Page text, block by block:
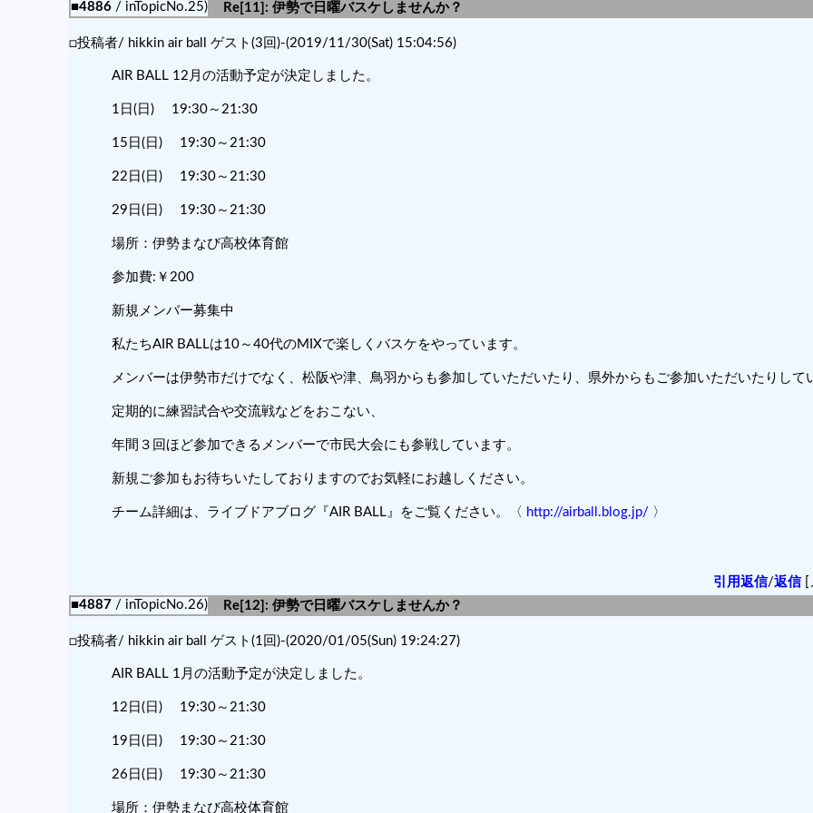
■4886/ inTopicNo.25)
Re[11]: 伊勢で日曜バスケしませんか？
□投稿者/ hikkin air ball ゲスト(3回)-(2019/11/30(Sat) 15:04:56)
AIR BALL 12月の活動予定が決定しました。
1日(日) 19:30～21:30
15日(日) 19:30～21:30
22日(日) 19:30～21:30
29日(日) 19:30～21:30
場所：伊勢まなび高校体育館
参加費:￥200
新規メンバー募集中
私たちAIR BALLは10～40代のMIXで楽しくバスケをやっています。
メンバーは伊勢市だけでなく、松阪や津、鳥羽からも参加していただいたり、県外からもご参加いただいたりして
定期的に練習試合や交流戦などをおこない、
年間３回ほど参加できるメンバーで市民大会にも参戦しています。
新規ご参加もお待ちいたしておりますのでお気軽にお越しください。
チーム詳細は、ライブドアブログ『AIR BALL』をご覧ください。〈 http://airball.blog.jp/ 〉
引用返信/返信[
■4887/ inTopicNo.26)
Re[12]: 伊勢で日曜バスケしませんか？
□投稿者/ hikkin air ball ゲスト(1回)-(2020/01/05(Sun) 19:24:27)
AIR BALL 1月の活動予定が決定しました。
12日(日) 19:30～21:30
19日(日) 19:30～21:30
26日(日) 19:30～21:30
場所：伊勢まなび高校体育館